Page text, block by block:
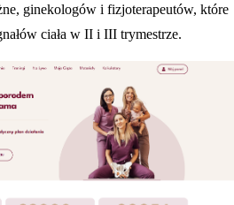
ginekologów i fizjoterapeutów, które
ciała w II i III trymestrze.